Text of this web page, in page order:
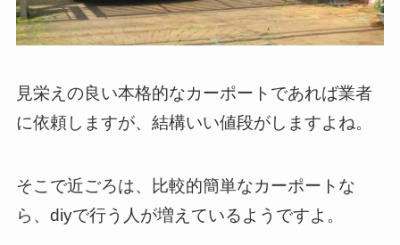
見栄えの良い本格的なカーポートであれば業者
に依頼しますが、結構いい値段がしますよね。
そこで近ごろは、比較的簡単なカーポートな
ら、diyで行う人が増えているようですよ。